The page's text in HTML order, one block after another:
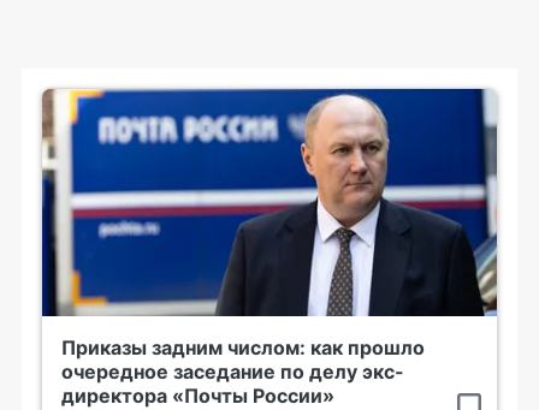
Приказы задним числом: как прошло
очередное заседание по делу экс-
директора «Почты России»